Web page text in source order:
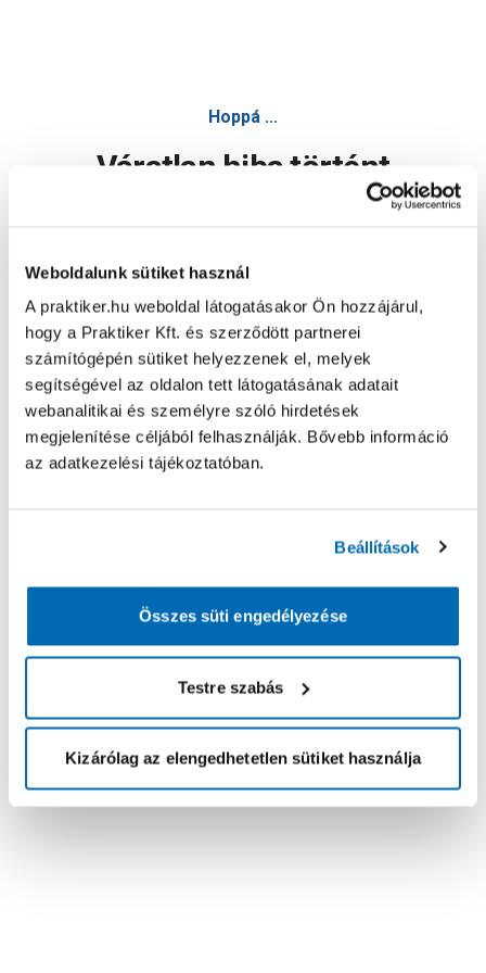
Weboldalunk sütiket használ
A praktiker.hu weboldal látogatásakor Ön hozzájárul,
hogy a Praktiker Kft. és szerződött partnerei
számítógépén sütiket helyezzenek el, melyek
segítségével az oldalon tett látogatásának adatait
webanalitikai és személyre szóló hirdetések
megjelenítése céljából felhasználják. Bővebb információ
az adatkezelési tájékoztatóban.
Beállítások
Összes süti engedélyezése
Testre szabás
Kizárólag az elengedhetetlen sütiket használja
Hoppá ...
Váratlan hiba történt
Oldal újratöltése